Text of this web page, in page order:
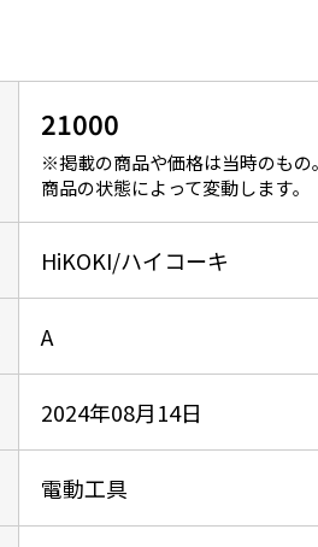
21000
※掲載の商品や価格は当時のもの
商品の状態によって変動します｡
HiKOKI/ハイコーキ
A
2024年08月14日
電動工具